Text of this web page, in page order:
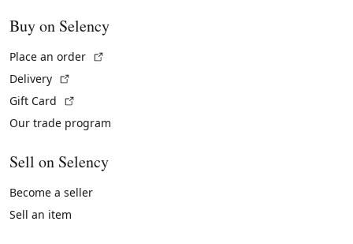
Buy on Selency
Place an order
Delivery
Gift Card
Our trade program
Sell on Selency
Become a seller
Sell an item